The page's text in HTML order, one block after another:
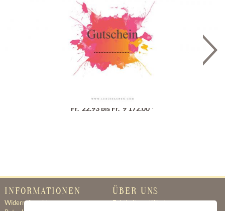
Geschenkgutschein
Fr. 22.93 bis Fr. 9'172.00 *
INFORMATIONEN
Widerrufsrecht
ÜBER UNS
Echtheitszertifikat